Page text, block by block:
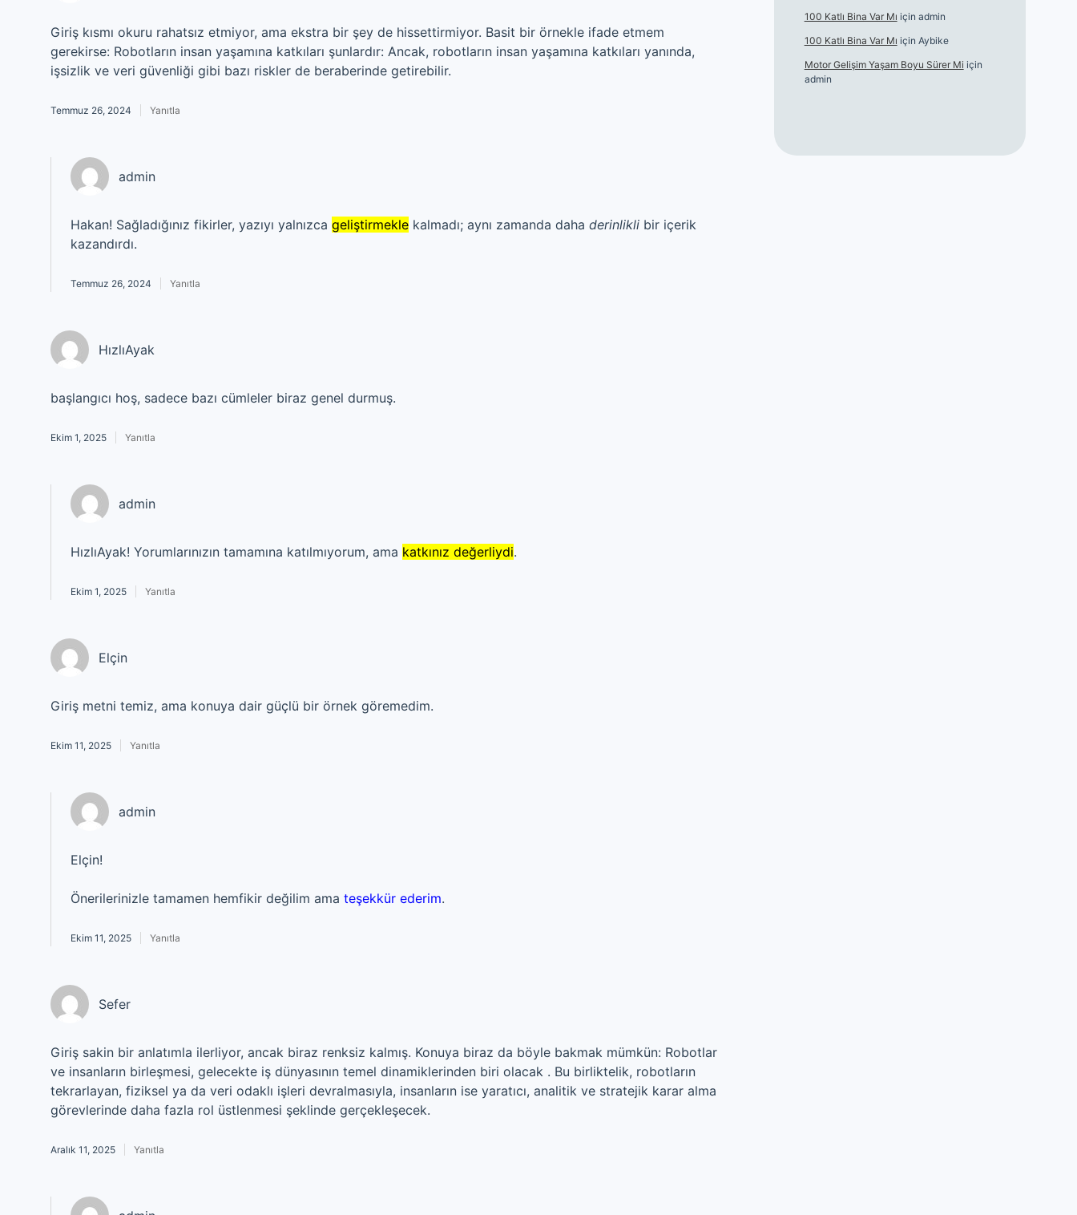
Giriş kısmı okuru rahatsız etmiyor, ama ekstra bir şey de hissettirmiyor. Basit bir örnekle ifade etmem
gerekirse: Robotların insan yaşamına katkıları şunlardır: Ancak, robotların insan yaşamına katkıları yanında,
işsizlik ve veri güvenliği gibi bazı riskler de beraberinde getirebilir.
Temmuz 26, 2024 Yanıtla
admin
Hakan! Sağladığınız fikirler, yazıyı yalnızca geliştirmekle kalmadı; aynı zamanda daha derinlikli bir içerik
kazandırdı.
Temmuz 26, 2024 Yanıtla
HızlıAyak
başlangıcı hoş, sadece bazı cümleler biraz genel durmuş.
Ekim 1, 2025 Yanıtla
admin
HızlıAyak! Yorumlarınızın tamamına katılmıyorum, ama katkınız değerliydi.
Ekim 1, 2025 Yanıtla
Elçin
Giriş metni temiz, ama konuya dair güçlü bir örnek göremedim.
Ekim 11, 2025 Yanıtla
admin
Elçin!
Önerilerinizle tamamen hemfikir değilim ama teşekkür ederim.
Ekim 11, 2025 Yanıtla
Sefer
Giriş sakin bir anlatımla ilerliyor, ancak biraz renksiz kalmış. Konuya biraz da böyle bakmak mümkün: Robotlar
ve insanların birleşmesi, gelecekte iş dünyasının temel dinamiklerinden biri olacak . Bu birliktelik, robotların
tekrarlayan, fiziksel ya da veri odaklı işleri devralmasıyla, insanların ise yaratıcı, analitik ve stratejik karar alma
görevlerinde daha fazla rol üstlenmesi şeklinde gerçekleşecek.
Aralık 11, 2025 Yanıtla
100 Katlı Bina Var Mı için admin
100 Katlı Bina Var Mı için Aybike
Motor Gelişim Yaşam Boyu Sürer Mi için
admin